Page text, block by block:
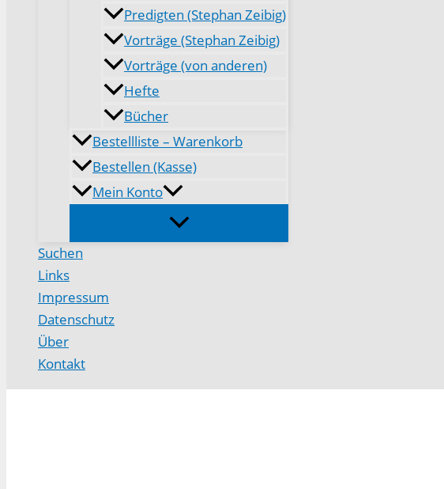
Predigten (Stephan Zeibig)
Vorträge (Stephan Zeibig)
Vorträge (von anderen)
Hefte
Bücher
Bestellliste – Warenkorb
Bestellen (Kasse)
Mein Konto
Suchen
Links
Impressum
Datenschutz
Über
Kontakt